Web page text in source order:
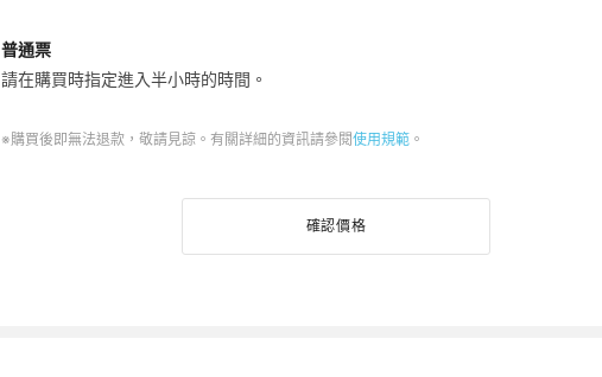
普通票
請在購買時指定進入半小時的時間。
※購買後即無法退款，敬請見諒。有關詳細的資訊請參閱使用規範 。
確認價格